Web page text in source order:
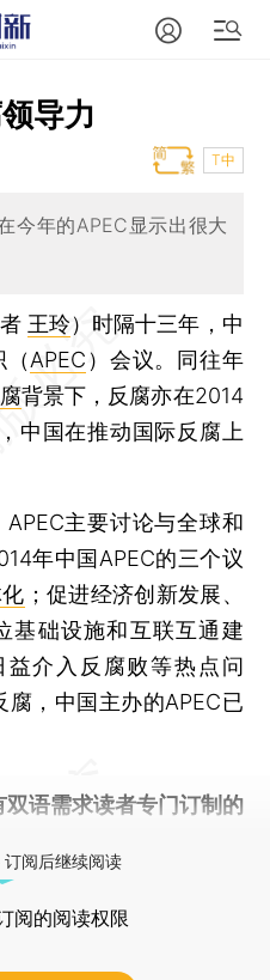
导力
T中
今年的APEC显示出很大
王玲） 时隔十三年，中
（APEC ）会议。同往年
背景下，反腐亦在2014
中国在推动国际反腐上
主要讨论与全球和
年中国APEC的三个议
；促进经济创新发展、
基础设施和互联互通建
益介入反腐败等热点问
，中国主办的APEC已
语需求读者专门订制的
订阅后继续阅读
阅的阅读权限